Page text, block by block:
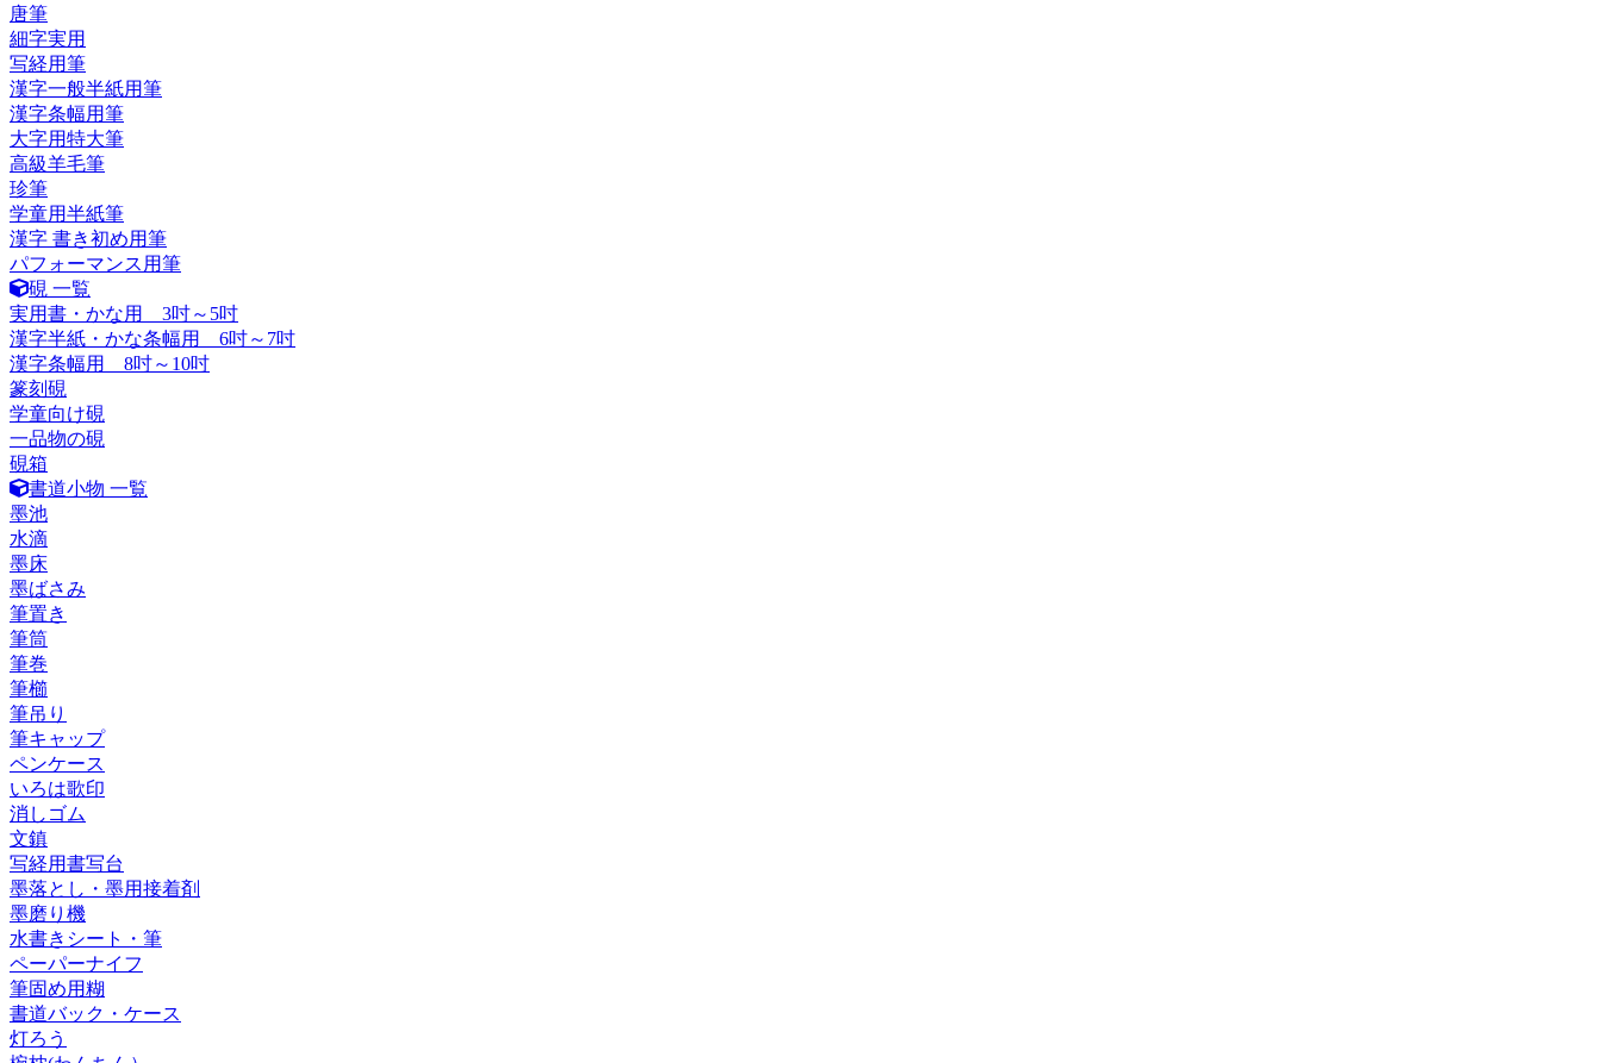
唐筆
細字実用
写経用筆
漢字一般半紙用筆
漢字条幅用筆
大字用特大筆
高級羊毛筆
珍筆
学童用半紙筆
漢字 書き初め用筆
パフォーマンス用筆
硯 一覧
実用書・かな用 3吋～5吋
漢字半紙・かな条幅用 6吋～7吋
漢字条幅用 8吋～10吋
篆刻硯
学童向け硯
一品物の硯
硯箱
書道小物 一覧
墨池
水滴
墨床
墨ばさみ
筆置き
筆筒
筆巻
筆櫛
筆吊り
筆キャップ
ペンケース
いろは歌印
消しゴム
文鎮
写経用書写台
墨落とし・墨用接着剤
墨磨り機
水書きシート・筆
ペーパーナイフ
筆固め用糊
書道バック・ケース
灯ろう